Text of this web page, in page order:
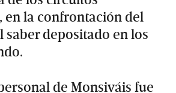
en la confrontación del
saber depositado en los
de Monsiváis fue